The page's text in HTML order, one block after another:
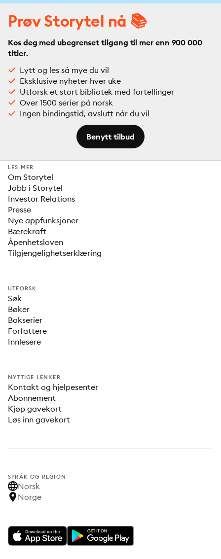
Prøv Storytel nå 📚
Kos deg med ubegrenset tilgang til mer enn 900 000
titler.
Lytt og les så mye du vil
Eksklusive nyheter hver uke
Utforsk et stort bibliotek med fortellinger
Over 1500 serier på norsk
Ingen bindingstid, avslutt når du vil
Benytt tilbud
LES MER
Om Storytel
Jobb i Storytel
Investor Relations
Presse
Nye appfunksjoner
Bærekraft
Åpenhetsloven
Tilgjengelighetserklæring
UTFORSK
Søk
Bøker
Bokserier
Forfattere
Innlesere
NYTTIGE LENKER
Kontakt og hjelpesenter
Abonnement
Kjøp gavekort
Løs inn gavekort
SPRÅK OG REGION
Norsk
Norge